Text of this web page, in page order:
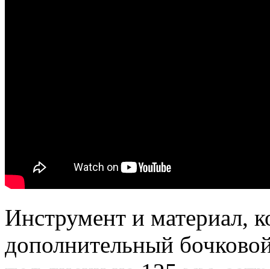
Инструмент и материал,
дополнительный